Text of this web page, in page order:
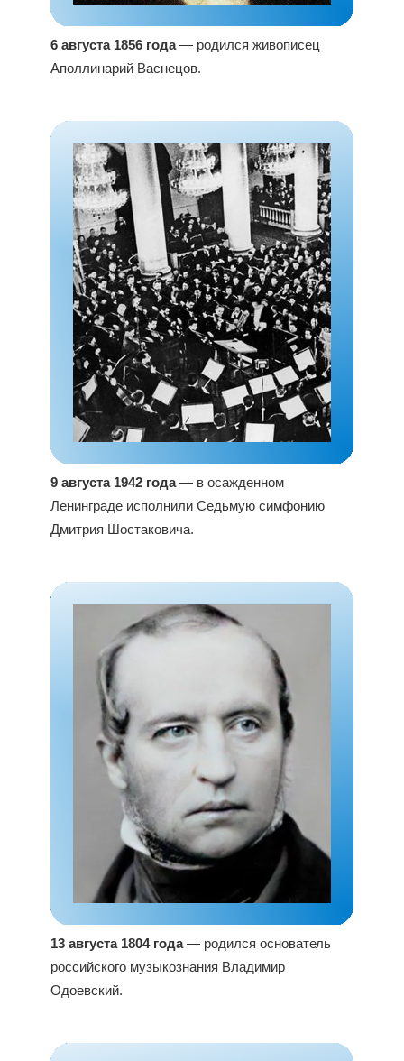
6 августа 1856 года— родился живописец
Аполлинарий Васнецов.
9 августа 1942 года— в осажденном
Ленинграде исполнили Седьмую симфонию
Дмитрия Шостаковича.
13 августа 1804 года— родился основатель
российского музыкознания Владимир
Одоевский.